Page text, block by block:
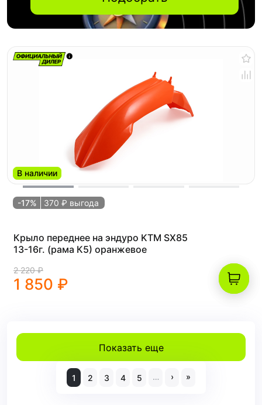
В наличии
-17% 370 ₽ выгода
Крыло переднее на эндуро KTM SX85
13-16г. (рама К5) оранжевое
2 220 ₽
1 850 ₽
Показать еще
1 2 3 4 5 … › »